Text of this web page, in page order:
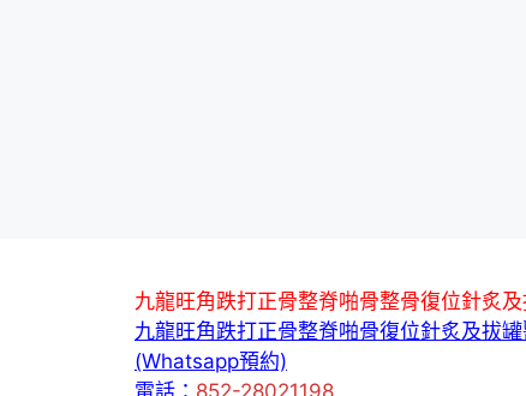
九龍旺角跌打正骨整脊啪骨整骨復位針炙
九龍旺角跌打正骨整脊啪骨復位針炙及拔
(Whatsapp預約)
電話： 852-28021198